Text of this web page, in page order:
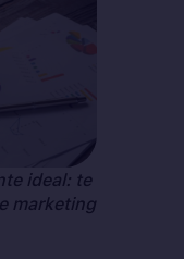
ideal: te
marketing